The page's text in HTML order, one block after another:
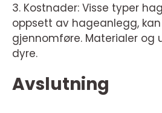
3. Kostnader: Visse typer
oppsett av hageanlegg,
gjennomføre. Materialer og
dyre.
Avslutning